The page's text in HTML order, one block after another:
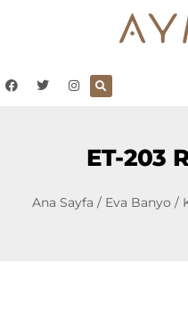
ET-203
Ana Sayfa / Eva Banyo /